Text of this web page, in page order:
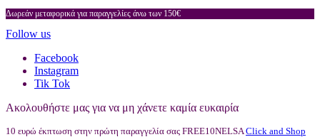
Δωρεάν μεταφορικά για παραγγελίες άνω των 150€
Follow us
Facebook
Instagram
Tik Tok
Ακολουθήστε μας για να μη χάνετε καμία ευκαιρία
10 ευρώ έκπτωση στην πρώτη παραγγελία σας FREE10NELSAClick and Shop